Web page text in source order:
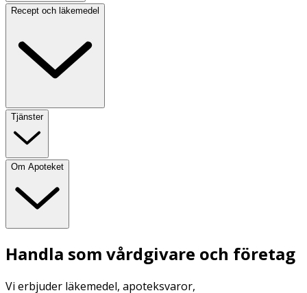
Recept och läkemedel
Tjänster
Om Apoteket
Handla som vårdgivare och företag
Vi erbjuder läkemedel, apoteksvaror,